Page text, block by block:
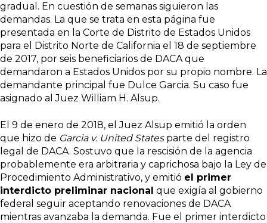
gradual. En cuestión de semanas siguieron las
demandas. La que se trata en esta página fue
presentada en la Corte de Distrito de Estados Unidos
para el Distrito Norte de California el 18 de septiembre
de 2017, por seis beneficiarios de DACA que
demandaron a Estados Unidos por su propio nombre. La
demandante principal fue Dulce Garcia. Su caso fue
asignado al Juez William H. Alsup.
El 9 de enero de 2018, el Juez Alsup emitió la orden
que hizo de Garcia v. United Statesparte del registro
legal de DACA. Sostuvo que la rescisión de la agencia
probablemente era arbitraria y caprichosa bajo la Ley de
Procedimiento Administrativo, y emitió el primer
interdicto preliminar nacional que exigía al gobierno
federal seguir aceptando renovaciones de DACA
mientras avanzaba la demanda. Fue el primer interdicto